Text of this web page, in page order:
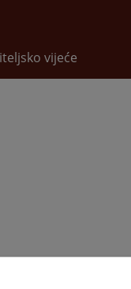
vijeće